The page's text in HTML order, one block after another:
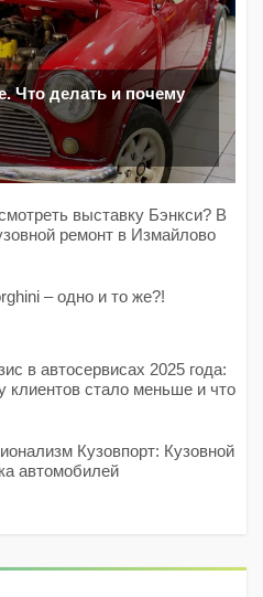
Что делать и почему
выставку Бэнкси? В
ремонт в Измайлово
– одно и то же?!
в автосервисах 2025 года:
клиентов стало меньше и что
Кузовпорт: Кузовной
автомобилей